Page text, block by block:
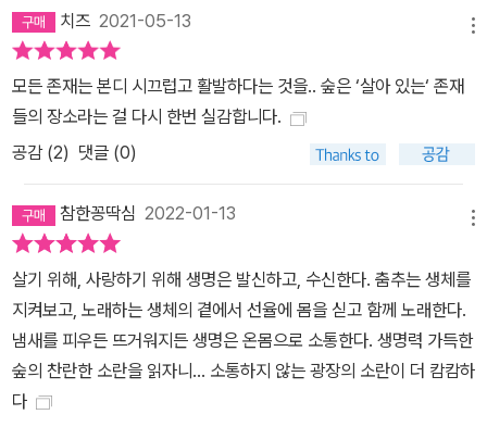
용체를 이용해 서식지 주변의 환경 정보를 감지하고 다른 생명체와
정보를 교환하기도 한다. 빛에 민감한 눈과 같은 감각세포를 이용해
전기적 에너지를 포착하기도 하며, 귀로는 음향 정보를 얻고, 후각세
포는 냄새로부터 정보를 얻는다. 지구상의 어디에서든 그리고 어떤
녹조류 같은 단세포 생물은 양분을 공급받기 위해서 타 생물체에 의
도 한다. 짚신벌레 같은 단세포 생물은 수많은 생명체의 식단에서 가
장 위에 있다. 그러나 그들 역시 앉은 자리에서 순순히 잡아먹히지 않
기 위해 전략을 마련해두었다. 짚신벌레의 천적은 자기도 모르게 ‘살
해 의도’를 들키고 만다. 그들이 화학 정보를 전송하기 때문이다. 짚신
벌레의 표면에는 천적의 화학정보를 감지하는 수용체가 있다. 그래서
이 단세포 생물은 천적의 냄새 분자가 수용체에 닿자마자 즉시 반응
할 수 있다. 짚신벌레는 예를 들어 코벌레의 등장을 감지하면 그에 대
치즈 2021-05-13
모든 존재는 본디 시끄럽고 활발하다는 것을.. 숲은 ‘살아 있는‘ 존재
들의 장소라는 걸 다시 한번 실감합니다.
공감 (2) 댓글 (0)
참한꽁딱심 2022-01-13
살기 위해, 사랑하기 위해 생명은 발신하고, 수신한다. 춤추는 생체를
지켜보고, 노래하는 생체의 곁에서 선율에 몸을 싣고 함께 노래한다.
냄새를 피우든 뜨거워지든 생명은 온몸으로 소통한다. 생명력 가득한
숲의 찬란한 소란을 읽자니... 소통하지 않는 광장의 소란이 더 캄캄하
다